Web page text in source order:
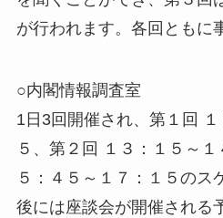
が行われます。各回ともに
○内閣情報調査室
1日3回開催され、第１回
５、第２回 １３：１５～
５：４５～１７：１５のス
後には座談会が開催される